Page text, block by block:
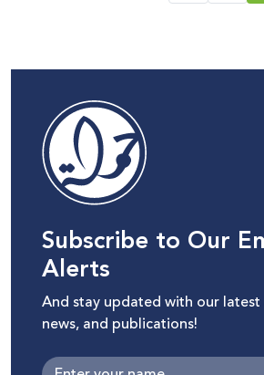
Subscribe to Our
Alerts
And stay updated with our
news, and publications!